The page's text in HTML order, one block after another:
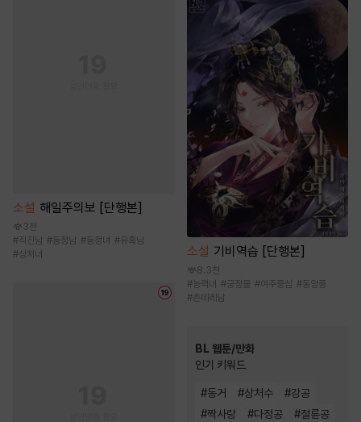
소설 해일주의보 [단행본]
3천
#직진남 #동정남 #동정녀 #유혹남
#상처녀 소설 기비역습 [단행본]
8.3천
#능력녀 #궁정물 #여주중심 #동양풍
#츤데레남
BL 웹툰/만화
인기 키워드
#동거 #상처수 #강공
#짝사랑 #다정공 #절륜공